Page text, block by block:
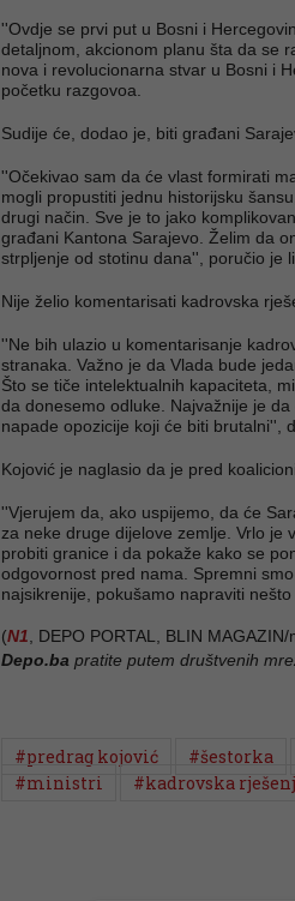
''Ovdje se prvi put u Bosni i
detaljnom, akcionom planu šta da se
nova i revolucionarna stvar u Bosni i
početku razgovoa.
Sudije će, dodao je, biti građani
''Očekivao sam da će vlast formirati
mogli propustiti jednu historijsku
drugi način. Sve je to jako
građani Kantona Sarajevo. Želim da
strpljenje od stotinu dana'', poručio je
Nije želio komentarisati kadrovska
''Ne bih ulazio u komentarisanje
stranaka. Važno je da Vlada bude
Što se tiče intelektualnih kapaciteta,
da donesemo odluke. Najvažnije je
napade opozicije koji će biti brutalni'',
Kojović je naglasio da je pred
''Vjerujem da, ako uspijemo, da će
za neke druge dijelove zemlje. Vrlo je
probiti granice i da pokaže kako se
odgovornost pred nama. Spremni
najsikrenije, pokušamo napraviti nešto
(N1 , DEPO PORTAL, BLIN MAGAZIN/
Depo.ba pratite putem društvenih
#predrag kojović #šestorka
#ministri
#kadrovska